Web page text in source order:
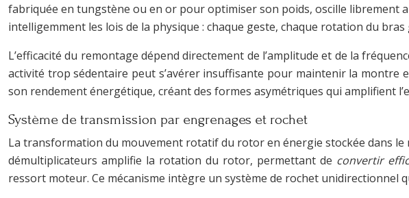
fabriquée en tungstène ou en or pour optimiser son poids, oscille librement
intelligemment les lois de la physique : chaque geste, chaque rotation du
L’efficacité du remontage dépend directement de l’amplitude et de la
activité trop sédentaire peut s’avérer insuffisante pour maintenir la
son rendement énergétique, créant des formes asymétriques qui amplifient
Système de transmission par engrenages et rochet
La transformation du mouvement rotatif du rotor en énergie stockée dans le
démultiplicateurs amplifie la rotation du rotor, permettant de convertir
ressort moteur. Ce mécanisme intègre un système de rochet unidirectionnel